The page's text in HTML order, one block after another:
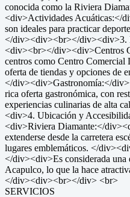
conocida como la Riviera
<div>Actividades Acuáticas:</
son ideales para practicar
</div><div><br></div><div>3.
<div><br></div><div>Centros
centros como Centro Comercial
oferta de tiendas y opciones de
</div><div>Gastronomía:</
rica oferta gastronómica, con
experiencias culinarias de alta
<div>4. Ubicación y
<div>Riviera Diamante:</
extenderse desde la carretera
lugares emblemáticos. </
</div><div>Es considerada una
Acapulco, lo que la hace
</div><div><br></div> <br>
SERVICIOS